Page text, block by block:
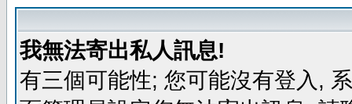
我無法寄出私人訊息!
有三個可能性; 您可能沒有登入,